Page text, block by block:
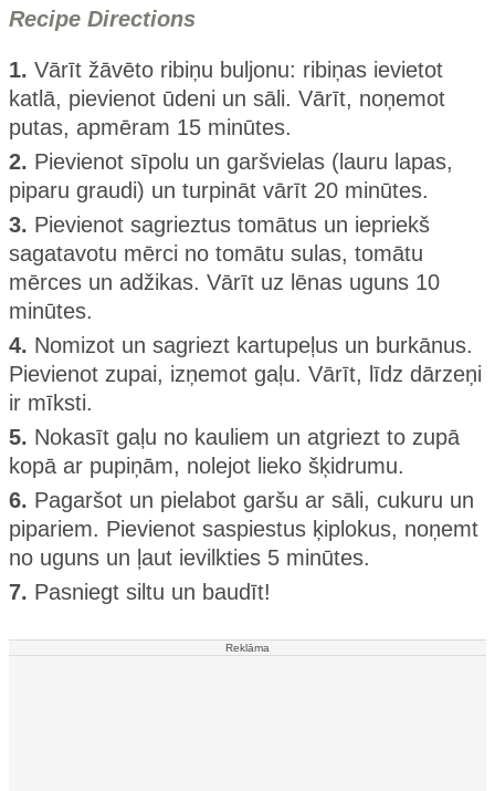
Recipe Directions
1. Vārīt žāvēto ribiņu buljonu: ribiņas ievietot
katlā, pievienot ūdeni un sāli. Vārīt, noņemot
putas, apmēram 15 minūtes.
2. Pievienot sīpolu un garšvielas (lauru lapas,
piparu graudi) un turpināt vārīt 20 minūtes.
3. Pievienot sagrieztus tomātus un iepriekš
sagatavotu mērci no tomātu sulas, tomātu
mērces un adžikas. Vārīt uz lēnas uguns 10
minūtes.
4. Nomizot un sagriezt kartupeļus un burkānus.
Pievienot zupai, izņemot gaļu. Vārīt, līdz dārzeņi
ir mīksti.
5. Nokasīt gaļu no kauliem un atgriezt to zupā
kopā ar pupiņām, nolejot lieko šķidrumu.
6. Pagaršot un pielabot garšu ar sāli, cukuru un
pipariem. Pievienot saspiestus ķiplokus, noņemt
no uguns un ļaut ievilkties 5 minūtes.
7. Pasniegt siltu un baudīt!
Reklāma